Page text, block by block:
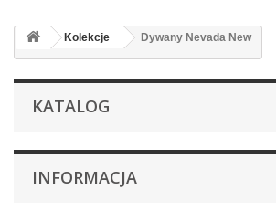
Kolekcje Dywany Nevada New
KATALOG
INFORMACJA